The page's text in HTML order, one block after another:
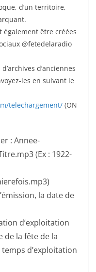
d’un territoire,
également être créées
@fetedelaradio
d’anciennes
les en suivant le
telechargement/ (ON
: Annee-
(Ex : 1922-
la date de
d’exploitation
de la fête de la
d’exploitation